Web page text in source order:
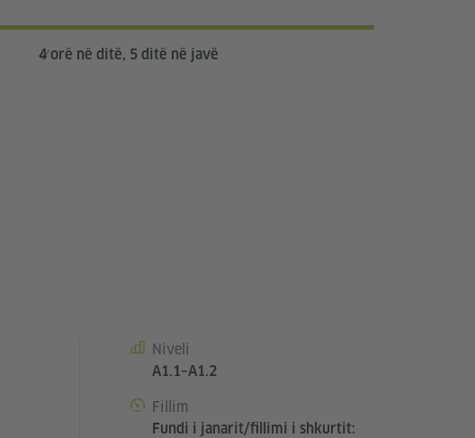
4 orë në ditë, 5 ditë në javë
Kursdetails
Niveli
A1.1–A1.2
Fillim
Fundi i janarit/fillimi i shkurtit: